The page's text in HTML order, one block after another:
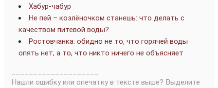
Хабур-чабур
Не пей – козлёночком станешь: что делать с
качеством питевой воды?
Ростовчанка: обидно не то, что горячей воды
опять нет, а то, что никто ничего не объясняет
Нашли ошибку или опечатку в тексте выше? Выделите